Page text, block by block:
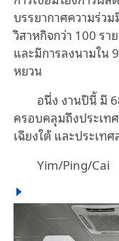
บรรยากาศความร่ว
วิสาหกิจกว่า 100 รา
และมีการลงนามใน
หยวน
อนึ่ง งานปีนี้ มี
ครอบคลุมถึงประเท
เฉียงใต้ และประเท
Yim/Ping/Cai